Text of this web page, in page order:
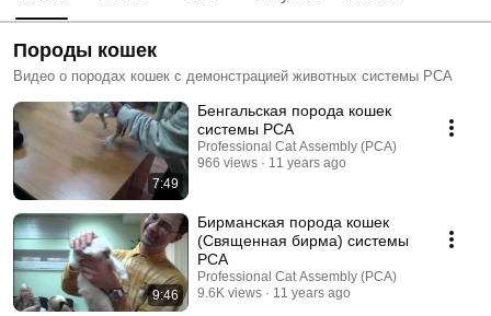
Породы кошек
Видео о породах кошек с демонстрацией животных системы PCA
7:49
Бенгальская порода кошек
системы PCA
Professional Cat Assembly (PCA)
966 views
11 years ago
9:46
Бирманская порода кошек
(Священная бирма) системы
PCA
Professional Cat Assembly (PCA)
9.6K views
11 years ago